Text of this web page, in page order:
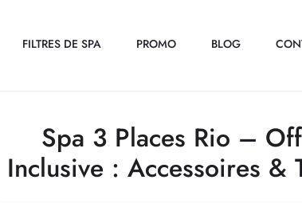
FILTRES DE SPA PROMO BLOG
Spa 3 Places Rio –
Inclusive : Accessoires &